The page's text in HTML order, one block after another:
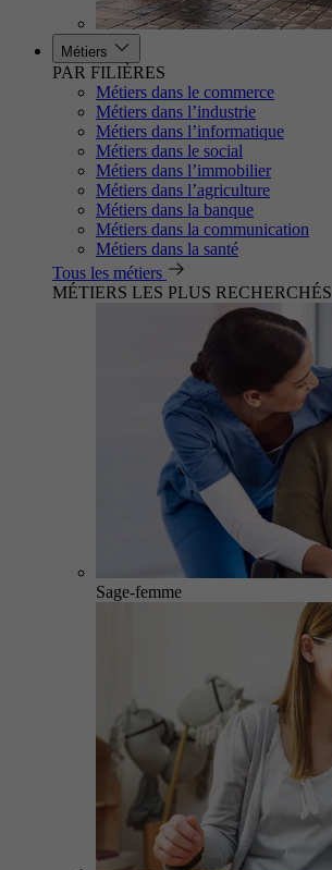
Métiers
PAR FILIÈRES
Métiers dans le commerce
Métiers dans l’industrie
Métiers dans l’informatique
Métiers dans le social
Métiers dans l’immobilier
Métiers dans l’agriculture
Métiers dans la banque
Métiers dans la communication
Métiers dans la santé
Tous les métiers
MÉTIERS LES PLUS RECHERCHÉS
Sage-femme